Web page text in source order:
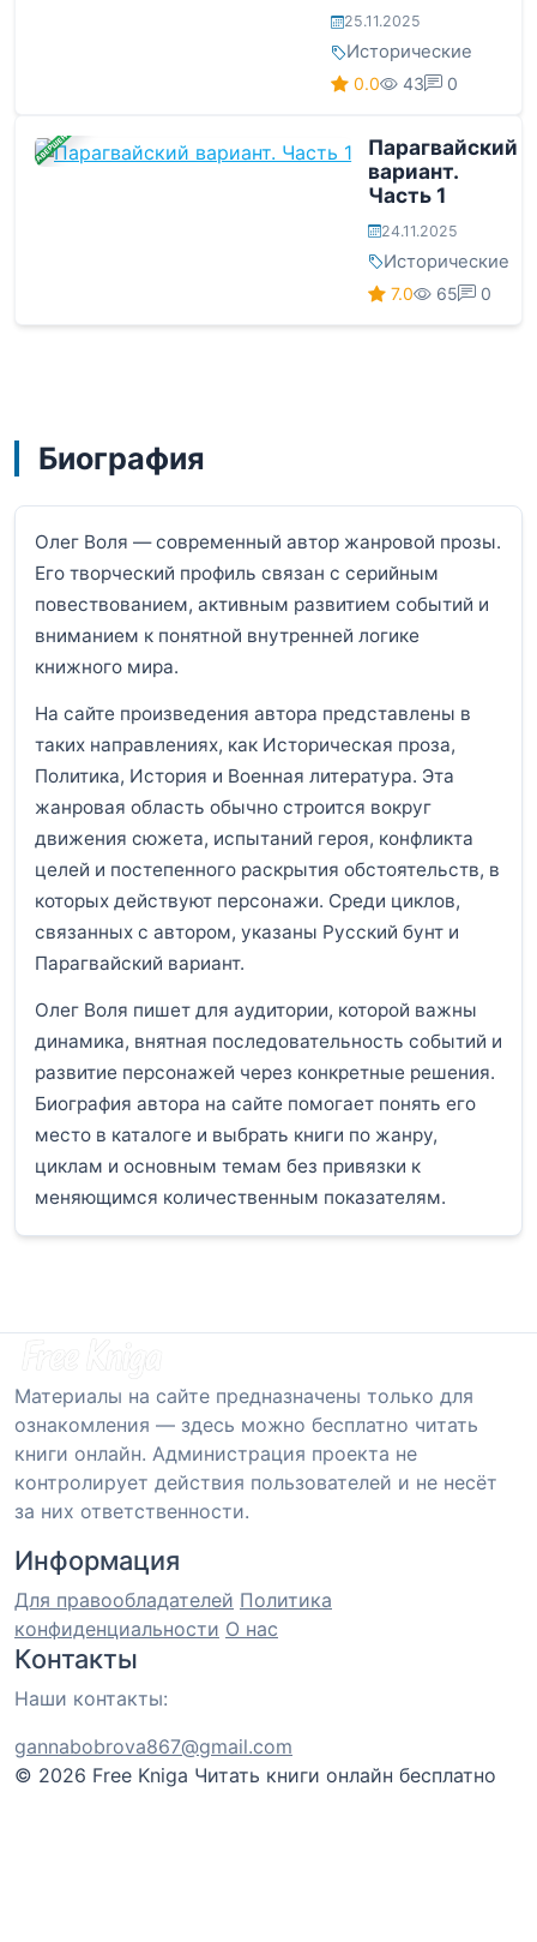
25.11.2025
Исторические
0.0 43 0
ЗАВЕРШЕНА
Парагвайский
вариант.
Часть 1
24.11.2025
Исторические
7.0 65 0
Биография
Олег Воля — современный автор жанровой прозы.
Его творческий профиль связан с серийным
повествованием, активным развитием событий и
вниманием к понятной внутренней логике
книжного мира.
На сайте произведения автора представлены в
таких направлениях, как Историческая проза,
Политика, История и Военная литература. Эта
жанровая область обычно строится вокруг
движения сюжета, испытаний героя, конфликта
целей и постепенного раскрытия обстоятельств, в
которых действуют персонажи. Среди циклов,
связанных с автором, указаны Русский бунт и
Парагвайский вариант.
Олег Воля пишет для аудитории, которой важны
динамика, внятная последовательность событий и
развитие персонажей через конкретные решения.
Биография автора на сайте помогает понять его
место в каталоге и выбрать книги по жанру,
циклам и основным темам без привязки к
меняющимся количественным показателям.
Материалы на сайте предназначены только для
ознакомления — здесь можно бесплатно читать
книги онлайн. Администрация проекта не
контролирует действия пользователей и не несёт
за них ответственности.
Информация
Для правообладателей Политика
конфиденциальности О нас
Контакты
Наши контакты:
gannabobrova867@gmail.com
© 2026 Free Kniga Читать книги онлайн бесплатно